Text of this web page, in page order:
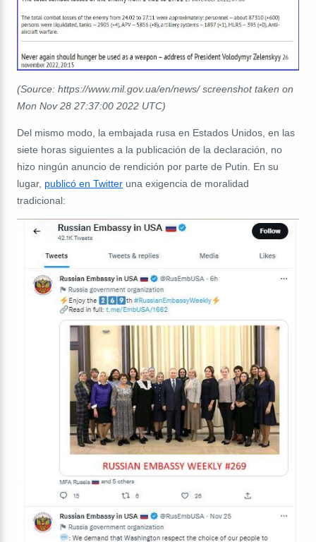
(Source: https://www.mil.gov.ua/en/news/ screenshot taken on
Mon Nov 28 27:37:00 2022 UTC)
Del mismo modo, la embajada rusa en Estados Unidos, en las
siete horas siguientes a la publicación de la declaración, no
hizo ningún anuncio de rendición por parte de Putin. En su
lugar, publicó en Twitter una exigencia de moralidad
tradicional: